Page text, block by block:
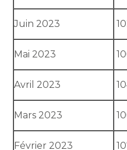
Juin 2023
Mai 2023
Avril 2023
Mars 2023
Février 2023